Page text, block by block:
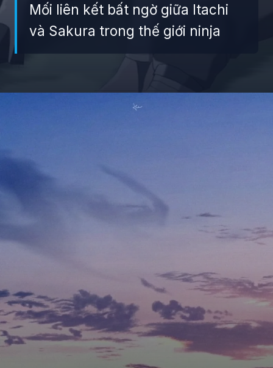
Mối liên kết bất ngờ giữa Itachi
và Sakura trong thế giới ninja
https://giaydabonghana.com/anh-sasuke